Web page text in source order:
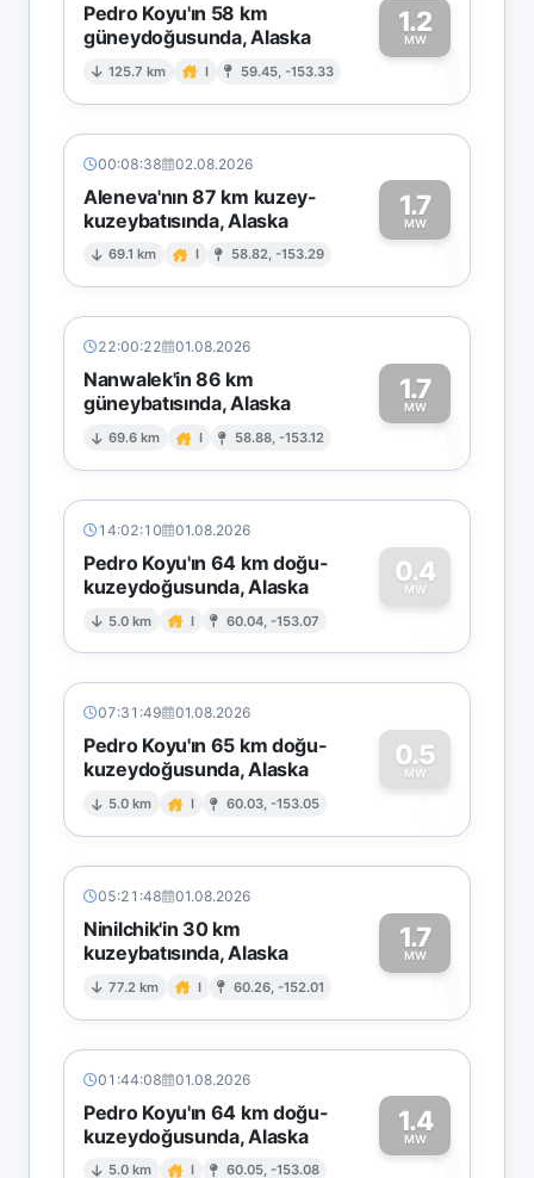
Pedro Koyu'ın 58 km
güneydoğusunda, Alaska
125.7 km I 59.45, -153.33
1.2
MW1
00:08:38 02.08.2026
Aleneva'nın 87 km kuzey-
kuzeybatısında, Alaska
69.1 km I 58.82, -153.29
1.7
MW1
22:00:22 01.08.2026
Nanwalek'in 86 km
güneybatısında, Alaska
69.6 km I 58.88, -153.12
1.7
MW1
14:02:10 01.08.2026
Pedro Koyu'ın 64 km doğu-
kuzeydoğusunda, Alaska
5.0 km I 60.04, -153.07
0.4
MW
0
07:31:49 01.08.2026
Pedro Koyu'ın 65 km doğu-
kuzeydoğusunda, Alaska
5.0 km I 60.03, -153.05
0.5
MW
0
05:21:48 01.08.2026
Ninilchik'in 30 km
kuzeybatısında, Alaska
77.2 km I 60.26, -152.01
1.7
MW1
01:44:08 01.08.2026
Pedro Koyu'ın 64 km doğu-
kuzeydoğusunda, Alaska
5.0 km I 60.05, -153.08
1.4
MW